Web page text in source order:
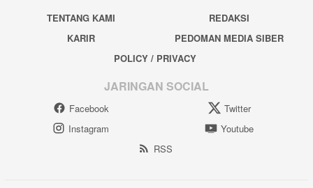
TENTANG KAMI
REDAKSI
KARIR
PEDOMAN MEDIA SIBER
POLICY / PRIVACY
JARINGAN SOCIAL
Facebook
Twitter
Instagram
Youtube
RSS